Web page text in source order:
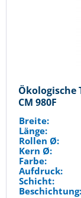
Ökologische
CM 980F
Breite:
Länge:
Rollen Ø:
Kern Ø:
Farbe:
Aufdruck:
Schicht:
Beschichtung: